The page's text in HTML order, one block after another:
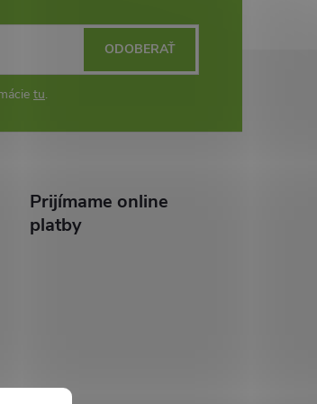
tu.
ODOBERAŤ
Prijímame online
platby